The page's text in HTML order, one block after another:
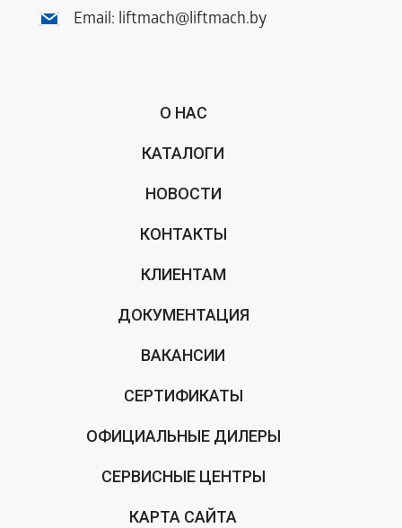
Email: liftmach@liftmach.by
О НАС
КАТАЛОГИ
НОВОСТИ
КОНТАКТЫ
КЛИЕНТАМ
ДОКУМЕНТАЦИЯ
ВАКАНСИИ
СЕРТИФИКАТЫ
ОФИЦИАЛЬНЫЕ ДИЛЕРЫ
СЕРВИСНЫЕ ЦЕНТРЫ
КАРТА САЙТА